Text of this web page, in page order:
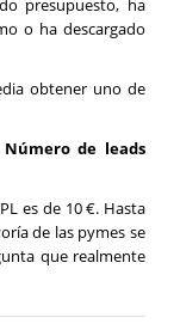
presupuesto, ha
o ha descargado
obtener uno de
de leads
es de 10 €. Hasta
de las pymes se
que realmente